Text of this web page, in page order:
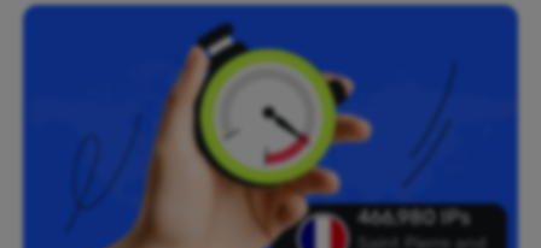
466,980 IPs
Saint Pierre and